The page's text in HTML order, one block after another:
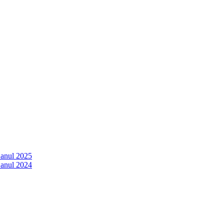
2025
2024